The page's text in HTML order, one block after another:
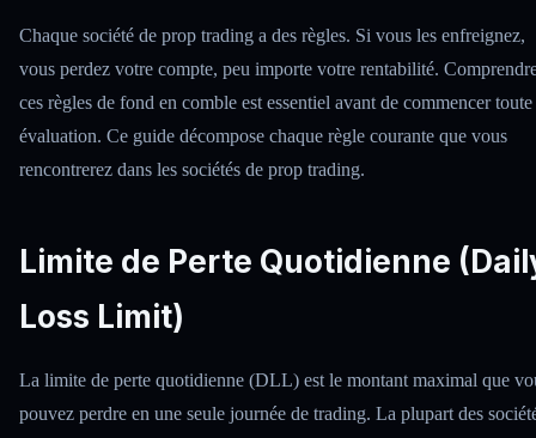
Chaque société de prop trading a des règles. Si vous les enfreignez,
vous perdez votre compte, peu importe votre rentabilité.
ces règles de fond en comble est essentiel avant de commencer toute
évaluation. Ce guide décompose chaque règle courante que vous
rencontrerez dans les sociétés de prop trading.
Limite de Perte Quotidienne
Loss Limit)
La limite de perte quotidienne (DLL) est le montant maximal que
pouvez perdre en une seule journée de trading. La plupart des